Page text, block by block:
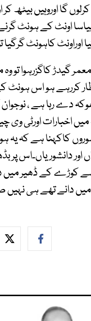
گا اوروہیں بیٹھ
اونٹ کے ہونٹ گرنے
اوراونٹ کاہونٹ گرگیا
کاگزرہوا تو وہ
کررہے ہو اس ہونٹ
دے رہا ہے ،
اورٹی وی
کاکہنا ہے کہ
اور
کوڑے کے ڈھیر میں
دانے تھے ہی